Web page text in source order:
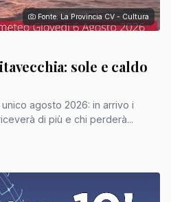
Fonte: La Provincia CV - Cultura
sole e caldo
agosto 2026: in arrivo i
di più e chi perderà...